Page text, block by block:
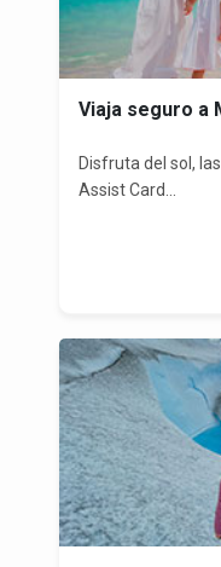
Viaja seguro a
Disfruta del sol,
Assist Card...